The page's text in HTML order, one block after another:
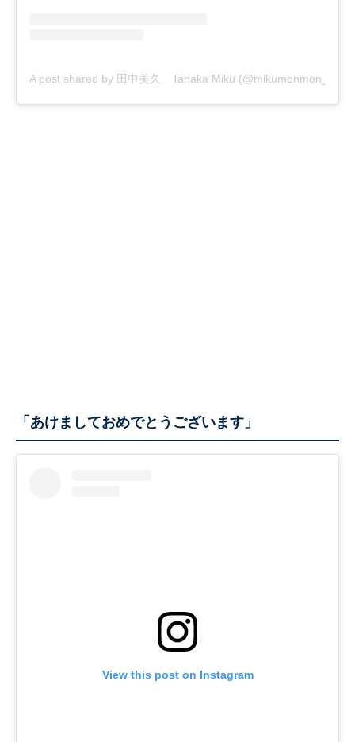
A post shared by 田中美久 Tanaka Miku (@mikumonmon_48)
「あけましておめでとうございます」
View this post on Instagram